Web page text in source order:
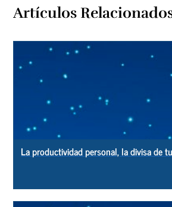
Artículos
La productividad personal, la divisa de